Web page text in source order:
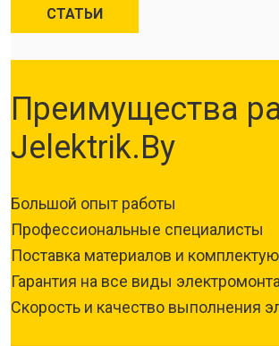
СТАТЬИ
Преимущества
Jelektrik.By
Большой опыт работы
Профессиональные специалисты
Поставка материалов и
Гарантия на все виды
Скорость и качество выполнения